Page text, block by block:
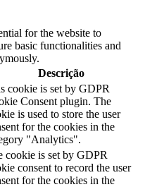
for the website to
basic functionalities and
Descrição
cookie is set by GDPR
Consent plugin. The
is used to store the user
for the cookies in the
"Analytics".
cookie is set by GDPR
consent to record the user
for the cookies in the